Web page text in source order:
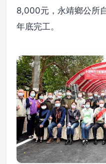
8,000元，永靖鄉公所
年底完工。